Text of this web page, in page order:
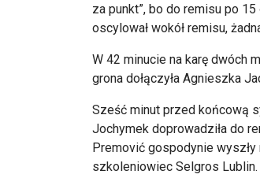
za punkt”, bo do remisu po
oscylował wokół remisu,
W 42 minucie na karę dwóch
grona dołączyła Agnieszka
Sześć minut przed końcową
Jochymek doprowadziła do
Premović gospodynie wyszły
szkoleniowiec Selgros